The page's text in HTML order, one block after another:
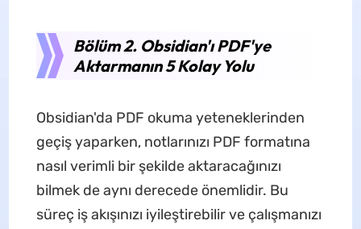
Bölüm 2. Obsidian'ı PDF'ye
Aktarmanın 5 Kolay Yolu
Obsidian'da PDF okuma yeteneklerinden
geçiş yaparken, notlarınızı PDF formatına
nasıl verimli bir şekilde aktaracağınızı
bilmek de aynı derecede önemlidir. Bu
süreç iş akışınızı iyileştirebilir ve çalışmanızı